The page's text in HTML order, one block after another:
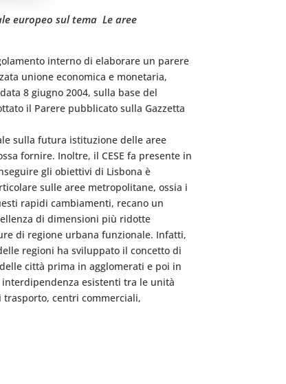
europeo sul tema  Le aree
interno di elaborare un parere
unione economica e monetaria,
8 giugno 2004, sulla base del
il Parere pubblicato sulla Gazzetta
sulla futura istituzione delle aree
fornire. Inoltre, il CESE fa presente in
gli obiettivi di Lisbona è
sulle aree metropolitane, ossia i
rapidi cambiamenti, recano un
di dimensioni più ridotte
di regione urbana funzionale. Infatti,
regioni ha sviluppato il concetto di 
città prima in agglomerati e poi in
esistenti tra le unità
centri commerciali,